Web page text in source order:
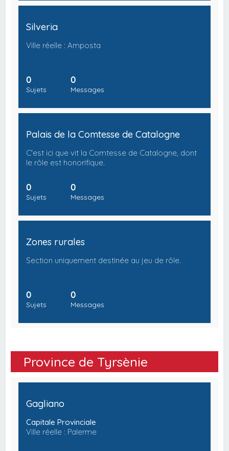
Silveria
Ville réelle : Amposta
0
Sujets
0
Messages
Palais de la Comtesse de Catalogne
C'est ici que vit la Comtesse de Catalogne, dont
le rôle est honorifique.
0
Sujets
0
Messages
Zones rurales
Section uniquement destinée au jeu de rôle.
0
Sujets
0
Messages
Province de Tyrsènie
Gagliano
Capitale Provinciale
Ville réelle : Palerme